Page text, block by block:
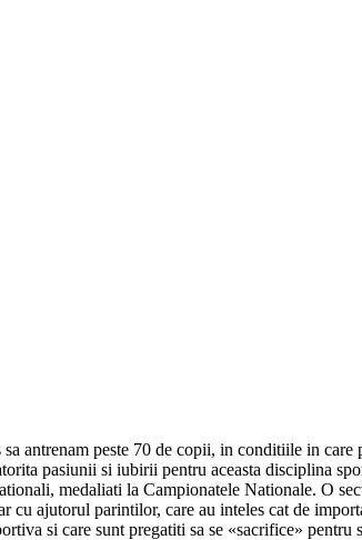
antrenam peste 70 de copii, in conditiile in
pasiunii si iubirii pentru aceasta disciplina
medaliati la Campionatele Nationale. O
cu ajutorul parintilor, care au inteles cat de
si care sunt pregatiti sa se «sacrifice» pentru